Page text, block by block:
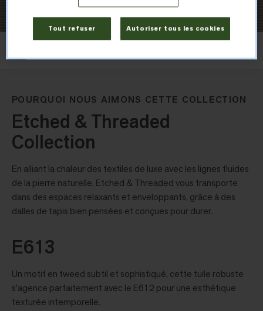
Ashlar
Layout
POURQUOI NOUS AIMONS CETTE COLLECTION
Etched & Threaded
Collection
En alliant la chaleur des textiles de luxe avec les lignes fluides
de la pierre naturelle, Etched & Threaded vous transporte
dans des espaces relaxants et enveloppants, grâce à des
dalles de tapis bien pensées et conçues pour durer.
E613
Un motif en tweed subtil et sophistiqué, cette tuile robuste
s’agence parfaitement avec le E612 pour une esthétique
texturée intemporelle.
Tout refuser Autoriser tous les cookies